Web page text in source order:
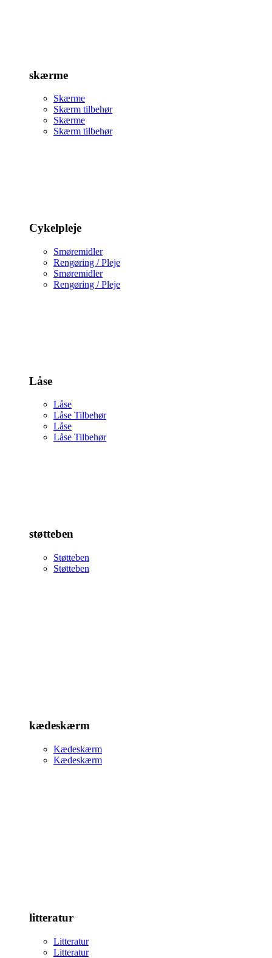
skærme
Skærme
Skærm tilbehør
Skærme
Skærm tilbehør
Cykelpleje
Smøremidler
Rengøring / Pleje
Smøremidler
Rengøring / Pleje
Låse
Låse
Låse Tilbehør
Låse
Låse Tilbehør
støtteben
Støtteben
Støtteben
kædeskærm
Kædeskærm
Kædeskærm
litteratur
Litteratur
Litteratur